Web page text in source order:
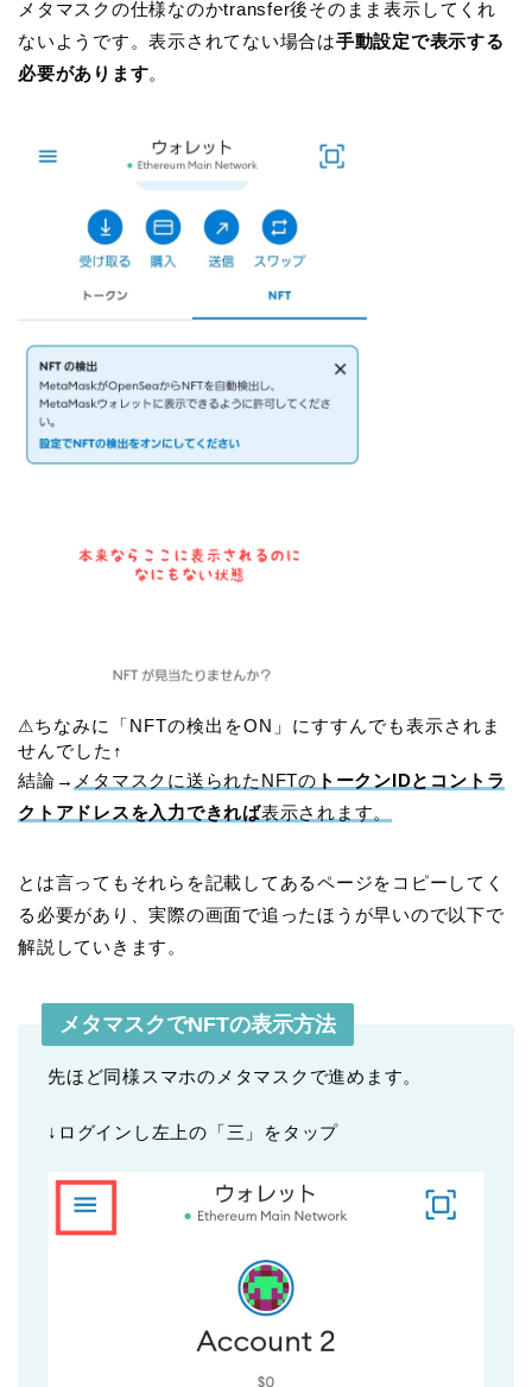
メタマスクの仕様なのかtransfer後そのまま表示してくれ
ないようです。表示されてない場合は手動設定で表示する
必要があります。
⚠ちなみに「NFTの検出をON」にすすんでも表示されま
せんでした↑
結論→ メタマスクに送られたNFTの トークンIDとコントラ
クトアドレスを入力できれば表示されます。
とは言ってもそれらを記載してあるページをコピーしてく
る必要があり、実際の画面で追ったほうが早いので以下で
解説していきます。
メタマスクでNFTの表示方法
先ほど同様スマホのメタマスクで進めます。
↓ログインし左上の「三」をタップ